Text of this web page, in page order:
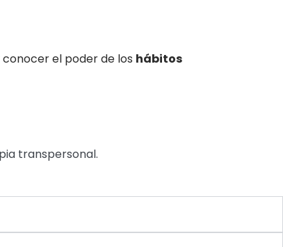
el poder de los hábitos
transpersonal.